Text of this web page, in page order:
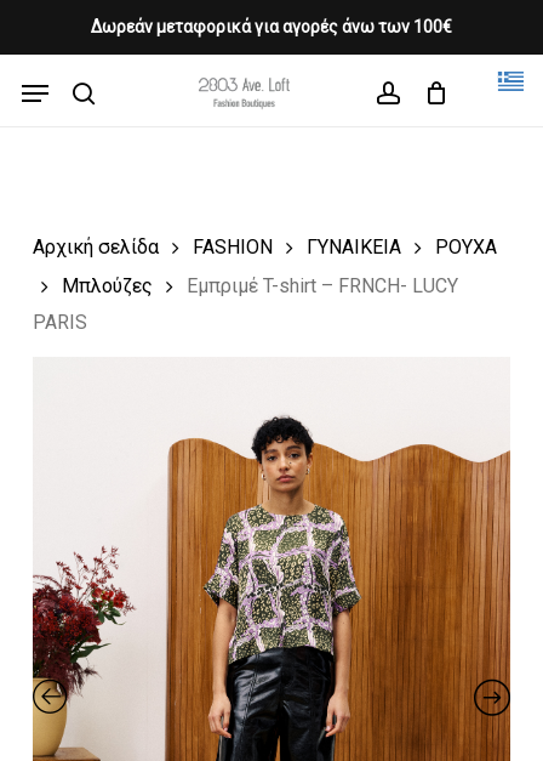
Δωρεάν μεταφορικά για αγορές άνω των 100€
content
Menu
Cart CLOSE
CART
Αρχική σελίδα FASHION ΓΥΝΑΙΚΕΙΑ
ΡΟΥΧΑ
Μπλούζες
Εμπριμέ T-shirt – FRNCH- LUCY
PARIS
Close